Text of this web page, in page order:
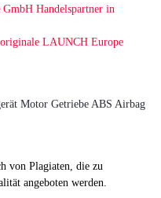
GmbH Handelspartner in
LAUNCH Europe
von Plagiaten, die zu
angeboten werden.